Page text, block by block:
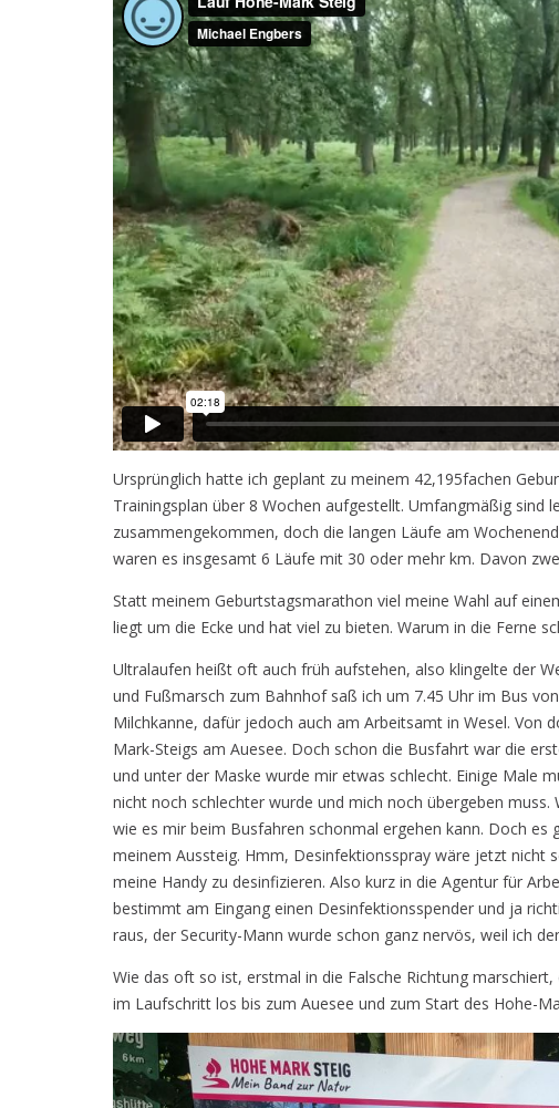
Ursprünglich hatte ich geplant zu meinem 42,195fachen
Trainingsplan über 8 Wochen aufgestellt. Umfangmäßig sind
zusammengekommen, doch die langen Läufe am
waren es insgesamt 6 Läufe mit 30 oder mehr km. Davon
Statt meinem Geburtstagsmarathon viel meine Wahl auf
liegt um die Ecke und hat viel zu bieten. Warum in die Ferne
Ultralaufen heißt oft auch früh aufstehen, also klingelte der
und Fußmarsch zum Bahnhof saß ich um 7.45 Uhr im Bus
Milchkanne, dafür jedoch auch am Arbeitsamt in Wesel. Von
Mark-Steigs am Auesee. Doch schon die Busfahrt war die
und unter der Maske wurde mir etwas schlecht. Einige Male
nicht noch schlechter wurde und mich noch übergeben
wie es mir beim Busfahren schonmal ergehen kann. Doch
meinem Aussteig. Hmm, Desinfektionsspray wäre jetzt nicht
meine Handy zu desinfizieren. Also kurz in die Agentur für
bestimmt am Eingang einen Desinfektionsspender und ja
raus, der Security-Mann wurde schon ganz nervös, weil ich
Wie das oft so ist, erstmal in die Falsche Richtung
im Laufschritt los bis zum Auesee und zum Start des Hohe-